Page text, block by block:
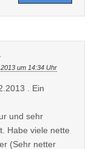
um 14:34 Uhr
. Ein
und sehr
Habe viele nette
(Sehr netter